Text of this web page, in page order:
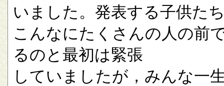
いました。発表する子供た
こんなにたくさんの人の前
るのと最初は緊張
していましたが，みんな一